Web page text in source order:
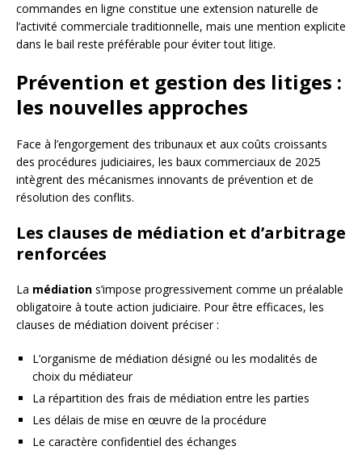
commandes en ligne constitue une extension naturelle de
l’activité commerciale traditionnelle, mais une mention explicite
dans le bail reste préférable pour éviter tout litige.
Prévention et gestion des litiges :
les nouvelles approches
Face à l’engorgement des tribunaux et aux coûts croissants
des procédures judiciaires, les baux commerciaux de 2025
intègrent des mécanismes innovants de prévention et de
résolution des conflits.
Les clauses de médiation et d’arbitrage
renforcées
La médiation s’impose progressivement comme un préalable
obligatoire à toute action judiciaire. Pour être efficaces, les
clauses de médiation doivent préciser :
L’organisme de médiation désigné ou les modalités de
choix du médiateur
La répartition des frais de médiation entre les parties
Les délais de mise en œuvre de la procédure
Le caractère confidentiel des échanges